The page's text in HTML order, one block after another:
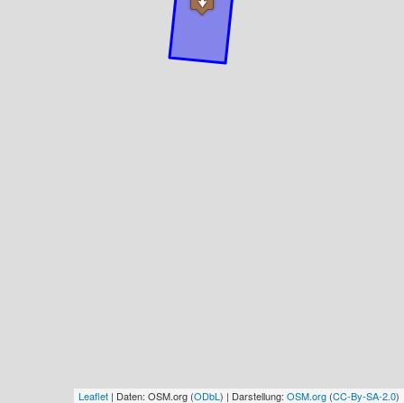
Leaflet | Daten: OSM.org (ODbL ) | Darstellung: OSM.org (CC-By-SA-2.0)